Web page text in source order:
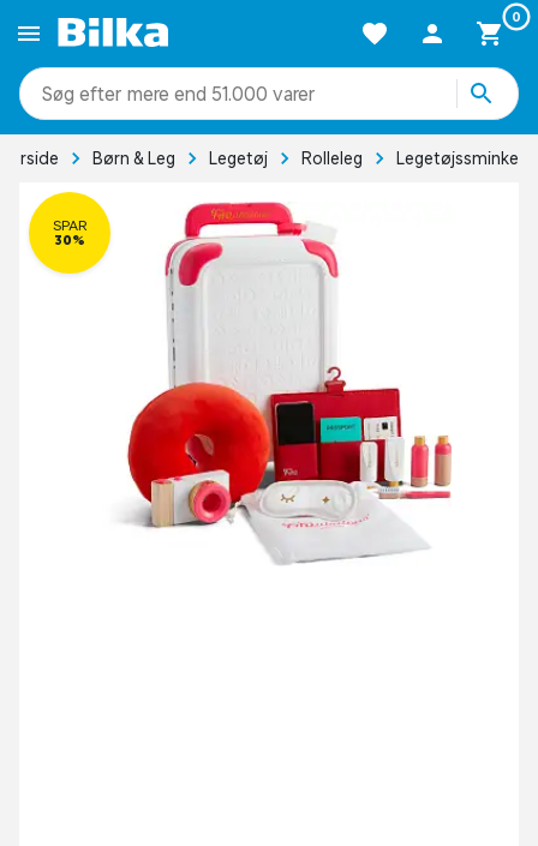
0
mere end 51.000 varer
Forside Børn & Leg Legetøj Rolleleg Legetøjssminke
SPAR
30%